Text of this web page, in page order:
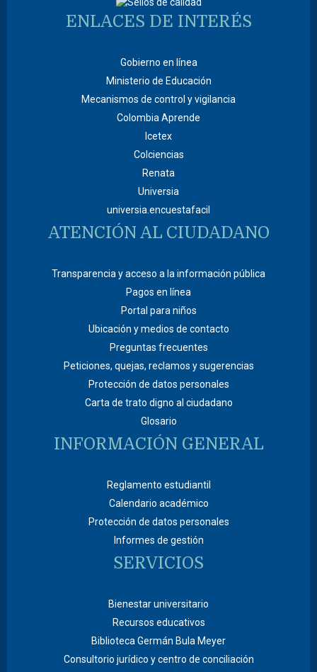
ENLACES DE INTERÉS
Gobierno en línea
Ministerio de Educación
Mecanismos de control y vigilancia
Colombia Aprende
Icetex
Colciencias
Renata
Universia
universia.encuestafacil
ATENCIÓN AL CIUDADANO
Transparencia y acceso a la información pública
Pagos en línea
Portal para niños
Ubicación y medios de contacto
Preguntas frecuentes
Peticiones, quejas, reclamos y sugerencias
Protección de datos personales
Carta de trato digno al ciudadano
Glosario
INFORMACIÓN GENERAL
Reglamento estudiantil
Calendario académico
Protección de datos personales
Informes de gestión
SERVICIOS
Bienestar universitario
Recursos educativos
Biblioteca Germán Bula Meyer
Consultorio jurídico y centro de conciliación